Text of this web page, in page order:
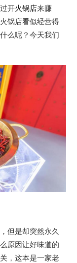
开火锅店来赚
锅店看似经营得
么呢？今天我们
但是却突然永久
原因让好味道的
，这本是一家老